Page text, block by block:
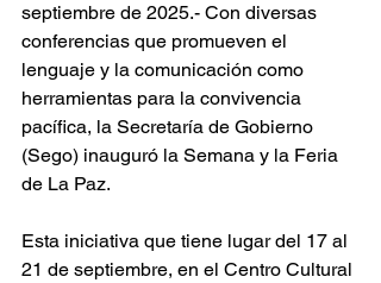
septiembre de 2025.- Con diversas
conferencias que promueven el
lenguaje y la comunicación como
herramientas para la convivencia
pacífica, la Secretaría de Gobierno
(Sego) inauguró la Semana y la Feria
de La Paz.
Esta iniciativa que tiene lugar del 17 al
21 de septiembre, en el Centro Cultural